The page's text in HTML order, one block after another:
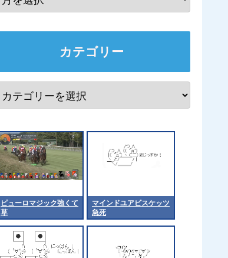
カテゴリー
ピューロマジック強くて
草
マインドユアビスケッツ
急死